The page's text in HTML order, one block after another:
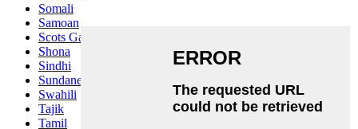
Somali
Samoan
Scots Gaelic
Shona
Sindhi
Sundanese
Swahili
Tajik
Tamil